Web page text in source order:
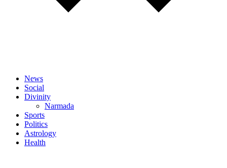
News
Social
Divinity
Narmada
Sports
Politics
Astrology
Health